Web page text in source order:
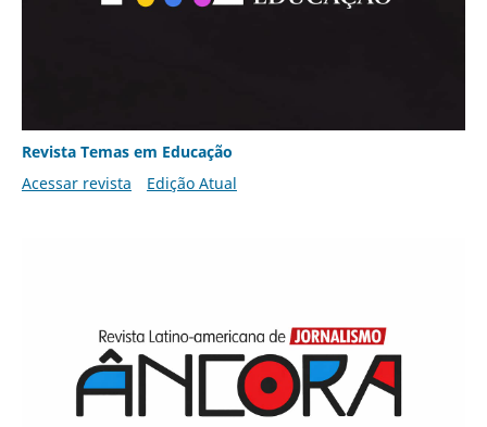
Revista Temas em Educação
Acessar revista
Edição Atual